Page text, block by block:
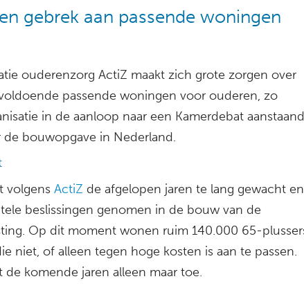
gebrek aan passende woningen
ouderenzorg ActiZ maakt zich grote zorgen over
passende woningen voor ouderen, zo
in de aanloop naar een Kamerdebat
bouwopgave in Nederland.
volgens ActiZ de afgelopen jaren te lang gewacht en
beslissingen genomen in de bouw van de
Op dit moment wonen ruim 140.000 65-
niet, of alleen tegen hoge kosten is aan te passen.
de komende jaren alleen maar toe.